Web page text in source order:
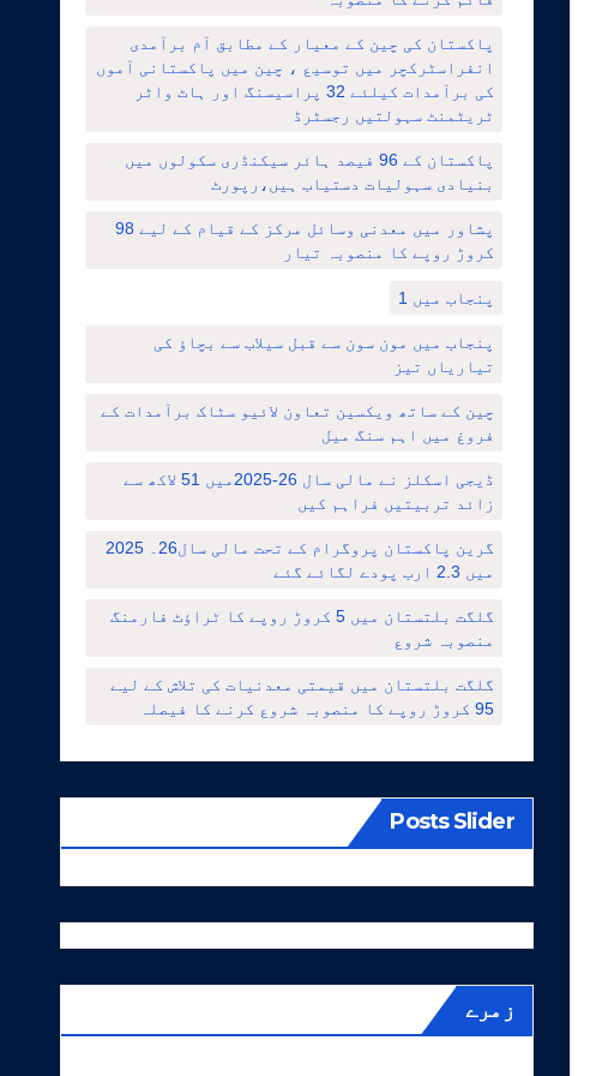
پاکستان کی چین کے معیار کے مطابق آم برآمدی
انفراسٹرکچر میں توسیع ، چین میں پاکستانی آموں
کی برآمدات کیلئے 32 پراسیسنگ اور ہاٹ واٹر
ٹریٹمنٹ سہولتیں رجسٹرڈ
پاکستان کے 96 فیصد ہائر سیکنڈری سکولوں میں
بنیادی سہولیات دستیاب ہیں،رپورٹ
پشاور میں معدنی وسائل مرکز کے قیام کے لیے 98
کروڑ روپے کا منصوبہ تیار
پنجاب میں 1
پنجاب میں مون سون سے قبل سیلاب سے بچاؤ کی
تیاریاں تیز
چین کے ساتھ ویکسین تعاون لائیو سٹاک برآمدات کے
فروغ میں اہم سنگ میل
ڈیجی اسکلز نے مالی سال 26-2025میں 51 لاکھ سے
زائد تربیتیں فراہم کیں
گرین پاکستان پروگرام کے تحت مالی سال26۔ 2025
میں 2.3 ارب پودے لگائے گئے
گلگت بلتستان میں 5 کروڑ روپے کا ٹراؤٹ فارمنگ
منصوبہ شروع
گلگت بلتستان میں قیمتی معدنیات کی تلاش کے لیے
95 کروڑ روپے کا منصوبہ شروع کرنے کا فیصلہ
Posts Slider
زمرے